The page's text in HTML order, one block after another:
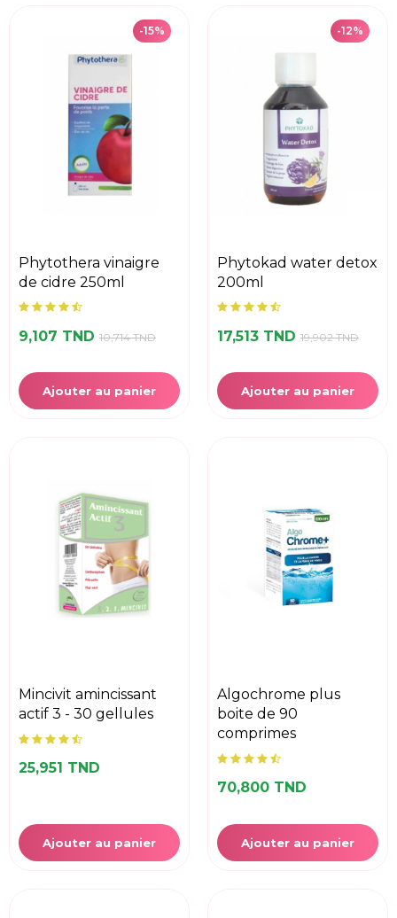
-15%
phytothera vinaigre
de cidre 250ml
9,107 TND 10,714 TND
Ajouter au panier
-12%
phytokad water detox
200ml
17,513 TND 19,902 TND
Ajouter au panier
mincivit amincissant
actif 3 - 30 gellules
25,951 TND
Ajouter au panier
algochrome plus
boite de 90
comprimes
70,800 TND
Ajouter au panier